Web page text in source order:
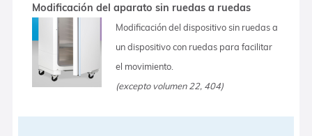
Modificación del aparato sin ruedas a ruedas
Modificación del dispositivo sin ruedas a
un dispositivo con ruedas para facilitar
el movimiento.
(excepto volumen 22, 404)